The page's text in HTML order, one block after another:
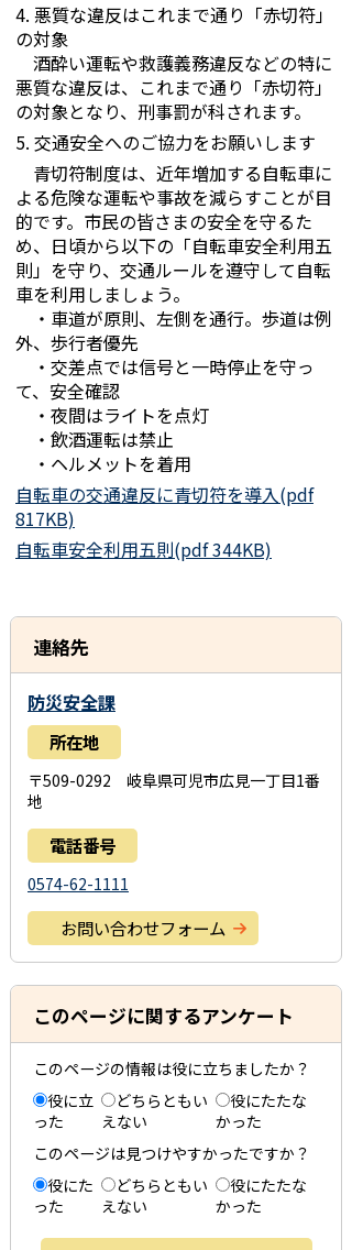
4. 悪質な違反はこれまで通り「赤切符」
の対象
酒酔い運転や救護義務違反などの特に
悪質な違反は、これまで通り「赤切符」
の対象となり、刑事罰が科されます。
5. 交通安全へのご協力をお願いします
青切符制度は、近年増加する自転車に
よる危険な運転や事故を減らすことが目
的です。市民の皆さまの安全を守るた
め、日頃から以下の「自転車安全利用五
則」を守り、交通ルールを遵守して自転
車を利用しましょう。
・車道が原則、左側を通行。歩道は例
外、歩行者優先
・交差点では信号と一時停止を守っ
て、安全確認
・夜間はライトを点灯
・飲酒運転は禁止
・ヘルメットを着用
自転車の交通違反に青切符を導入(pdf
817KB)
自転車安全利用五則(pdf 344KB)
連絡先
防災安全課
所在地
〒509-0292 岐阜県可児市広見一丁目1番
地
電話番号
0574-62-1111
お問い合わせフォーム
このページに関するアンケート
このページの情報は役に立ちましたか？
役に立
った
どちらともい
えない
役にたたな
かった
このページは見つけやすかったですか？
役にた
った
どちらともい
えない
役にたたな
かった